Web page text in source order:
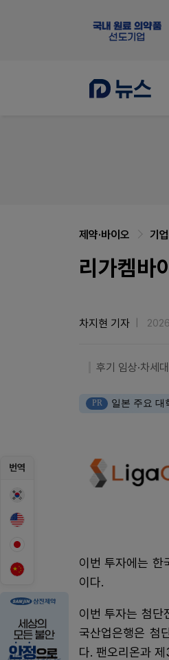
번역
제약·바이오 기업
리가켐바
차지현 기자
후기 임상·차세
PR 일본 주요 대
이번 투자에는 한
이다.
이번 투자는 첨
국산업은행은 첨
다. 팬오리온과